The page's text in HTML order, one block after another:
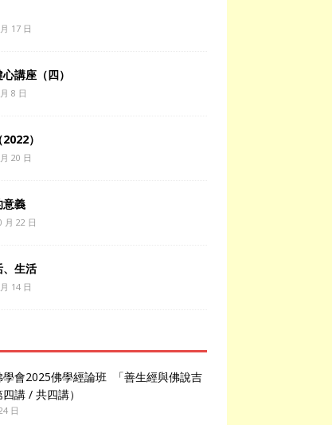
17 日
講座（四）
8 日
）
20 日
意義
月 22 日
、生活
14 日
學會2025佛學經論班 「善生經與佛說吉
講 / 共四講）
日